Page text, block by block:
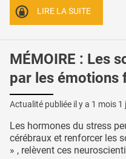
LIRE LA SUITE
MÉMOIRE : Les
par les émotions
Actualité publiée il y a 1 mois 1
Les hormones du stress
cérébraux et renforcer les
» , relèvent ces